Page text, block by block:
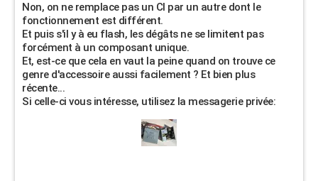
Non, on ne remplace pas un CI par un autre dont le
fonctionnement est différent.
Et puis s'il y à eu flash, les dégâts ne se limitent pas
forcément à un composant unique.
Et, est-ce que cela en vaut la peine quand on trouve ce
genre d'accessoire aussi facilement ? Et bien plus
récente...
Si celle-ci vous intéresse, utilisez la messagerie privée: